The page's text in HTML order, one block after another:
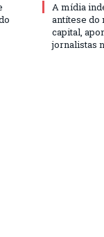
A mídia
antítese do
capital,
jornalistas